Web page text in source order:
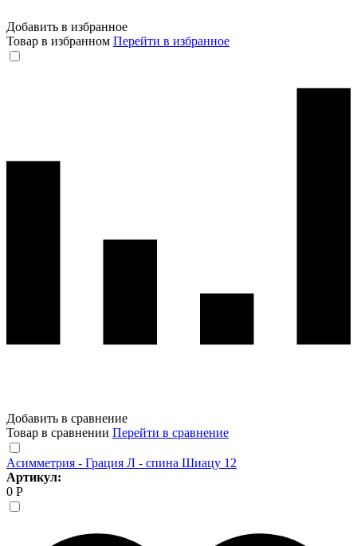
Добавить в избранное
Товар в избранном Перейти в избранное
Добавить в сравнение
Товар в сравнении Перейти в сравнение
Асимметрия - Грация Л - спина Шиацу 12
Артикул:
0 Р